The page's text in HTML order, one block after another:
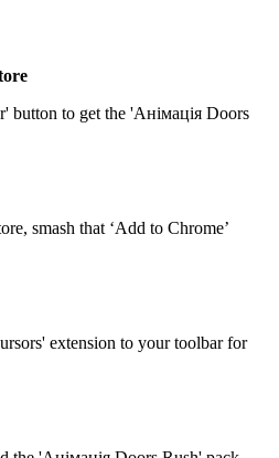
button to get the 'Анімація Doors
smash that ‘Add to Chrome’
extension to your toolbar for